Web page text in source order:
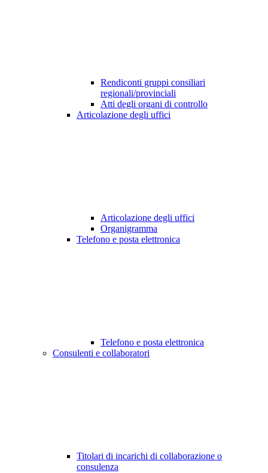
Rendiconti gruppi consiliari
regionali/provinciali
Atti degli organi di controllo
Articolazione degli uffici
Articolazione degli uffici
Organigramma
Telefono e posta elettronica
Telefono e posta elettronica
Consulenti e collaboratori
Titolari di incarichi di collaborazione o
consulenza